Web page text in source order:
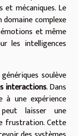
et mécaniques. Le
complexe
et même
les intelligences
soulève
interactions. Dans
à une expérience
laisser une
frustration. Cette